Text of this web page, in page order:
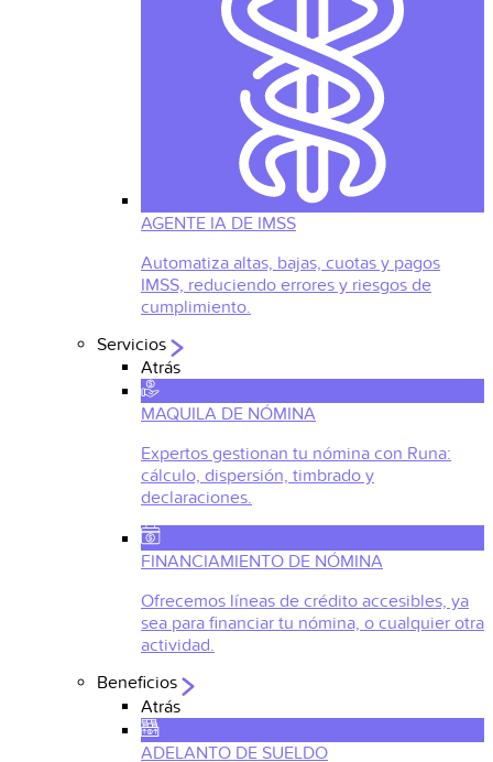
AGENTE IA DE IMSS
Automatiza altas, bajas, cuotas y pagos
IMSS, reduciendo errores y riesgos de
cumplimiento.
Servicios
Atrás
MAQUILA DE NÓMINA
Expertos gestionan tu nómina con Runa:
cálculo, dispersión, timbrado y
declaraciones.
FINANCIAMIENTO DE NÓMINA
Ofrecemos líneas de crédito accesibles, ya
sea para financiar tu nómina, o cualquier otra
actividad.
Beneficios
Atrás
ADELANTO DE SUELDO